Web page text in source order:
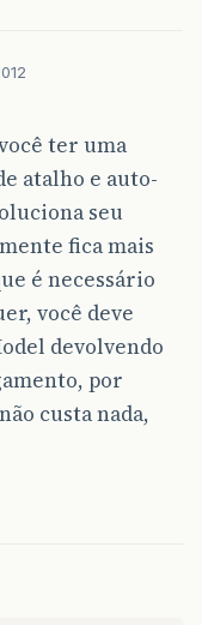
ter uma
atalho e auto-
seu
fica mais
é necessário
você deve
devolvendo
por
custa nada,